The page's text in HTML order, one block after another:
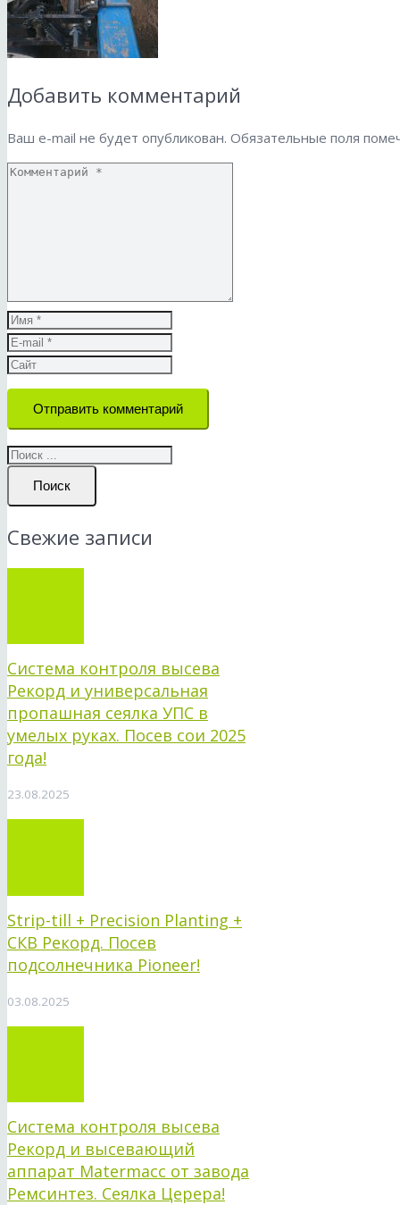
Добавить комментарий
Ваш e-mail не будет опубликован. Обязательные поля
Отправить комментарий
Поиск
Свежие записи
Система контроля высева
Рекорд и универсальная
пропашная сеялка УПС в
умелых руках. Посев сои 2025
года!
23.08.2025
Strip-till + Precision Planting +
СКВ Рекорд. Посев
подсолнечника Pioneer!
03.08.2025
Система контроля высева
Рекорд и высевающий
аппарат Matermacc от завода
Ремсинтез. Сеялка Церера!